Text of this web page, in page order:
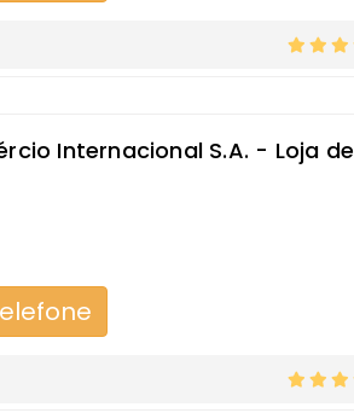
Internacional S.A. - Loja de